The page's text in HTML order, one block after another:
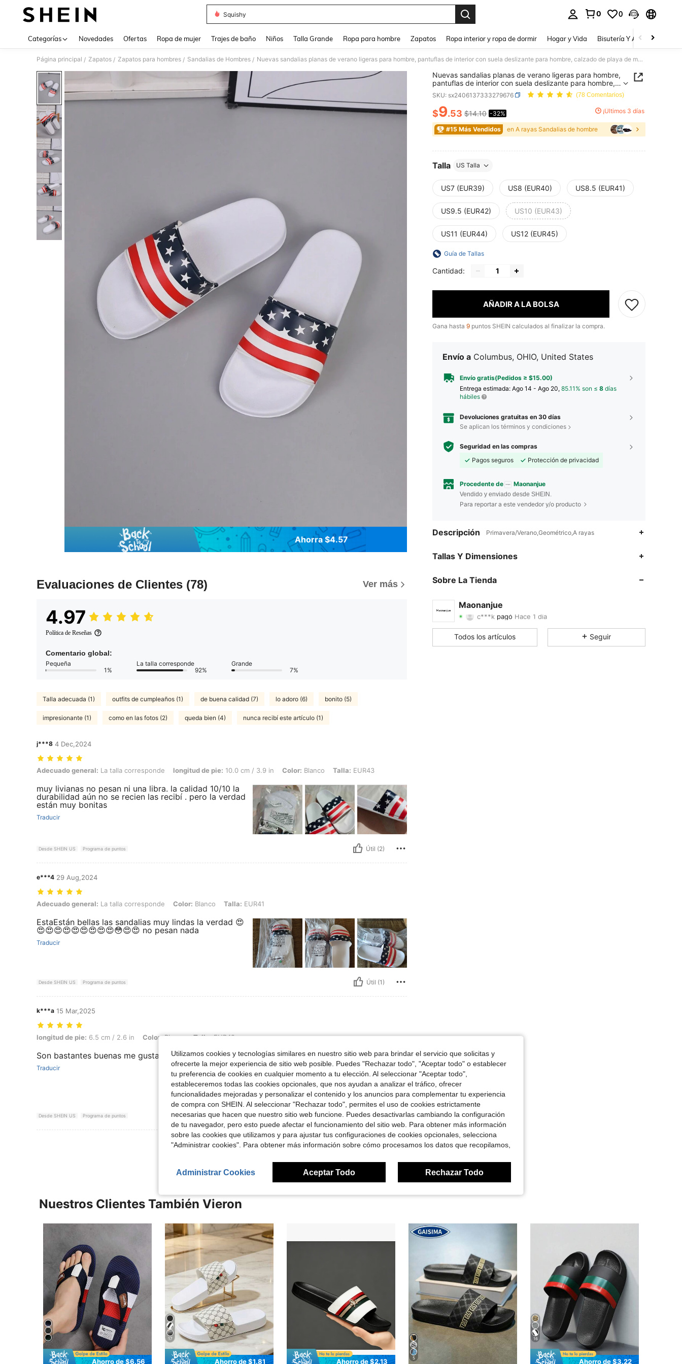
Squishy
0 0
Categorías Novedades Ofertas Ropa de mujer Trajes de baño Niños Talla Grande Ropa para hombre Zapatos Ropa interior y ropa de dormir Hogar y Vida Bisutería Y Accesorios
Página principal / Zapatos / Zapatos para hombres / Sandalias de Hombres / Nuevas sandalias planas de verano ligeras para hombre, pantuflas de interior con suela deslizante para hombre, calzado de playa de moda y divertido para parejas, sandalias abiertas de hombre
Ahorra $4.57
Evaluaciones de Clientes (78) Ver más
4.97
Política de Reseñas
Comentario global:
Pequeña
1%
La talla corresponde
92%
Grande
7%
Talla adecuada (1) outfits de cumpleaños (1) de buena calidad (7) lo adoro (6) bonito (5)
impresionante (1) como en las fotos (2) queda bien (4) nunca recibí este artículo (1)
j***8 4 Dec,2024
Adecuado general: La talla corresponde, longitud de pie: 10.0 cm / 3.9 in, Color: Blanco, Talla: EUR43
Adecuado general: La talla corresponde longitud de pie: 10.0 cm / 3.9 in Color: Blanco Talla: EUR43
muy livianas no pesan ni una libra. la calidad 10/10 la
durabilidad aún no se recien las recibí . pero la verdad
están muy bonitas
Traducir
Desde SHEIN US Programa de puntos Útil (2)
e***4 29 Aug,2024
Adecuado general: La talla corresponde, Color: Blanco, Talla: EUR41
Adecuado general: La talla corresponde Color: Blanco Talla: EUR41
EstaEstán bellas las sandalias muy lindas la verdad 😍
😍😍😍😍😍😍😍😍😍😳😍😍 no pesan nada
Traducir
Desde SHEIN US Programa de puntos Útil (1)
k***a 15 Mar,2025
longitud de pie: 6.5 cm / 2.6 in, Color: Blanco, Talla: EUR42
longitud de pie: 6.5 cm / 2.6 in Color:Blanco Talla:EUR42
Son bastantes buenas me gusta mucho el material
Traducir
Desde SHEIN US Programa de puntos Útil (0)
Ver Más Reseñas
Nuevas sandalias planas de verano ligeras para hombre,
pantuflas de interior con suela deslizante para hombre,
calzado de playa de moda y divertido para parejas,
sandalias abiertas de hombre
SKU: sx2406137333279676 (78 Comentarios)
PRICE AND AVAILABILITY
$9.53 $14.10 -32% ¡Últimos 3 días
#15 Más Vendidos en A rayas Sandalias de hombre
Talla US Talla
US7 (EUR39) US8 (EUR40) US8.5 (EUR41)
US9.5 (EUR42) US10 (EUR43)
US11 (EUR44) US12 (EUR45)
Guía de Tallas
Cantidad:
AÑADIR A LA BOLSA
Gana hasta 9 puntos SHEIN calculados al finalizar la compra.
Envío a Columbus, OHIO, United States
Envío gratis(Pedidos ≥ $15.00)
Entrega estimada: Ago 14 - Ago 20, 85.11% son ≤ 8 días
hábiles
Devoluciones gratuitas en 30 días
Se aplican los términos y condiciones
Seguridad en las compras
Pagos seguros
Protección de privacidad
Procedente de Maonanjue
Vendido y enviado desde SHEIN.
Para reportar a este vendedor y/o producto
Descripción Primavera/Verano,Geométrico,A rayas
Tallas Y Dimensiones
Sobre La Tienda
Maonanjue
4.93
4.93
c***kpagó
r***9seguidoHace 1 día
4.93 16 354
Todos los artículos Seguir
Nuestros Clientes También Vieron
Ahorro de $6.56
17
Ahorro de $1.81 Ahorro de $2.13 5
16
Ahorro de $3.22
Utilizamos cookies y tecnologías similares en nuestro sitio web para brindar el servicio que solicitas y
ofrecerte la mejor experiencia de sitio web posible. Puedes "Rechazar todo", "Aceptar todo" o establecer
tu preferencia de cookies en cualquier momento a tu elección. Al seleccionar "Aceptar todo",
estableceremos todas las cookies opcionales, que nos ayudan a analizar el tráfico, ofrecer
funcionalidades mejoradas y personalizar el contenido y los anuncios para complementar tu experiencia
de compra con SHEIN. Al seleccionar "Rechazar todo", permites el uso de cookies estrictamente
necesarias que hacen que nuestro sitio web funcione. Puedes desactivarlas cambiando la configuración
de tu navegador, pero esto puede afectar el funcionamiento del sitio web. Para obtener más información
sobre las cookies que utilizamos y para ajustar tus configuraciones de cookies opcionales, selecciona
"Administrar cookies". Para obtener más información sobre cómo procesamos los datos que recopilamos,
Administrar Cookies Aceptar Todo Rechazar Todo